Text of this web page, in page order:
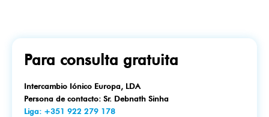
Para consulta gratuita
Intercambio Iónico Europa, LDA
Persona de contacto: Sr. Debnath Sinha
Liga: +351 922 279 178